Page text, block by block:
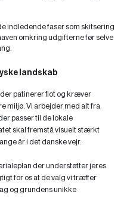
indledende faser som skitsering
omkring udgifterne før selve
landskab
patinerer flot og kræver
miljø. Vi arbejder med alt fra
passer til de lokale
skal fremstå visuelt stærkt
år i det danske vejr.
der understøtter jeres
for os at de valg vi træffer
og grundens unikke